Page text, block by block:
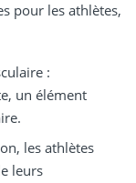
pour les athlètes,
:
un élément
les athlètes
leurs